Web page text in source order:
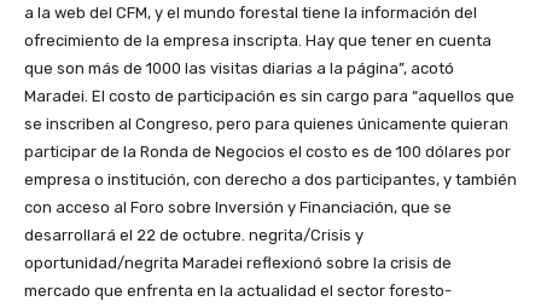
a la web del CFM, y el mundo forestal tiene la información del
ofrecimiento de la empresa inscripta. Hay que tener en cuenta
que son más de 1000 las visitas diarias a la página”, acotó
Maradei. El costo de participación es sin cargo para “aquellos que
se inscriben al Congreso, pero para quienes únicamente quieran
participar de la Ronda de Negocios el costo es de 100 dólares por
empresa o institución, con derecho a dos participantes, y también
con acceso al Foro sobre Inversión y Financiación, que se
desarrollará el 22 de octubre. negrita/Crisis y
oportunidad/negrita Maradei reflexionó sobre la crisis de
mercado que enfrenta en la actualidad el sector foresto-